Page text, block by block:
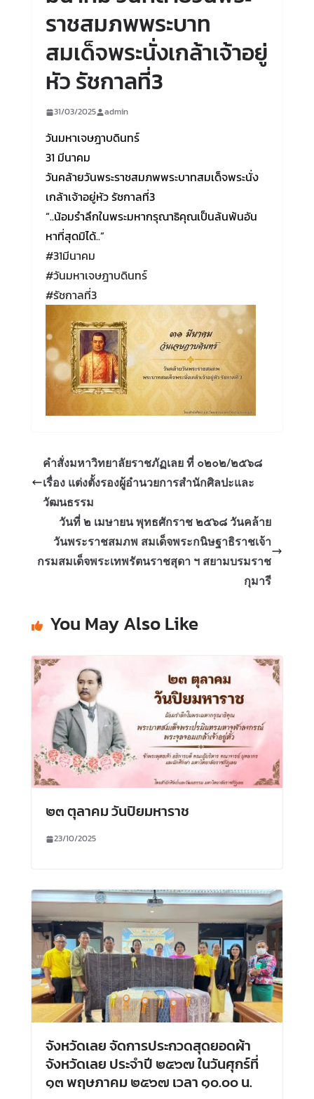
ราชสมภพพระบาท
สมเด็จพระนั่งเกล้าเจ้าอยู่
หัว รัชกาลที่3
31/03/2025 admin
วันมหาเจษฎาบดินทร์
31 มีนาคม
วันคล้ายวันพระราชสมภพพระบาทสมเด็จพระนั่ง
เกล้าเจ้าอยู่หัว รัชกาลที่3
“..น้อมรำลึกในพระมหากรุณาธิคุณเป็นล้นพ้นอัน
หาที่สุดมิได้..”
#31มีนาคม
#วันมหาเจษฎาบดินทร์
#รัชกาลที่3
คำสั่งมหาวิทยาลัยราชภัฏเลย ที่ ๐๒๐๒/๒๕๖๘
เรื่อง แต่งตั้งรองผู้อำนวยการสำนักศิลปะและ
วัฒนธรรม
วันที่ ๒ เมษายน พุทธศักราช ๒๕๖๘ วันคล้าย
วันพระราชสมภพ สมเด็จพระกนิษฐาธิราชเจ้า
กรมสมเด็จพระเทพรัตนราชสุดา ฯ สยามบรมราช
กุมารี
You May Also Like
๒๓ ตุลาคม วันปิยมหาราช
23/10/2025
จังหวัดเลย จัดการประกวดสุดยอดผ้า
จังหวัดเลย ประจำปี ๒๕๖๗ ในวันศุกร์ที่
๑๓ พฤษภาคม ๒๕๖๗ เวลา ๑๐.๐๐ น.